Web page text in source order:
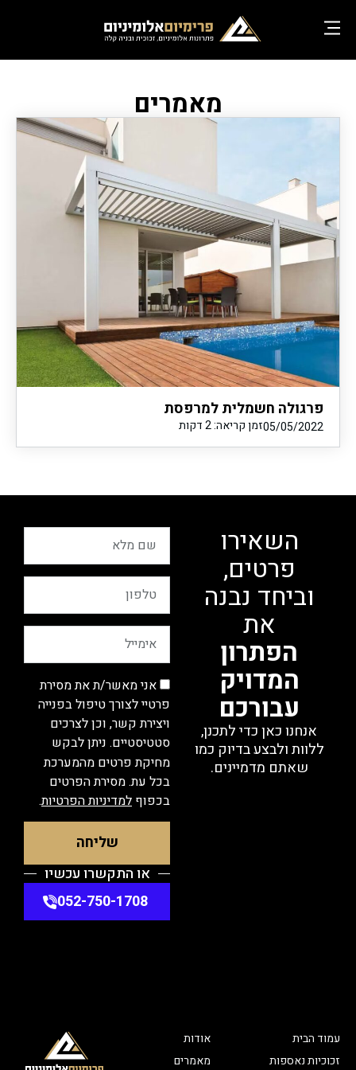
מאמרים
פרגולה חשמלית למרפסת
05/05/2022זמן קריאה:2דקות
השאירו
פרטים,
וביחד נבנה
את
הפתרון
המדויק
עבורכם
אנחנו כאן כדי לתכנן,
ללוות ולבצע בדיוק כמו
שאתם מדמיינים.
אני מאשר/ת את מסירת
פרטיי לצורך טיפול בפנייה
ויצירת קשר, וכן לצרכים
סטטיסטיים. ניתן לבקש
מחיקת פרטים מהמערכת
בכל עת. מסירת הפרטים
בכפוף למדיניות הפרטיות.
שליחה
או התקשרו עכשיו
עמוד הבית
זכוכיות נאספות
אודות
מאמרים